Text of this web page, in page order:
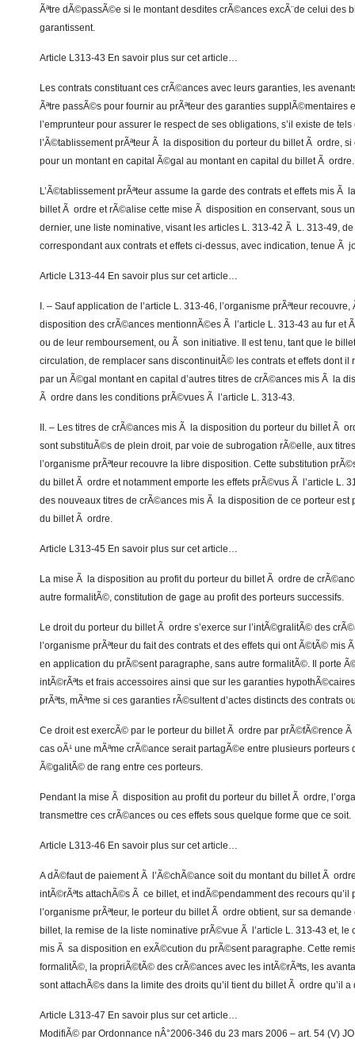
Ãªtre dÃ©passÃ©e si le montant desdites crÃ©ances excÃ¨de celui des
garantissent.
Article L313-43 En savoir plus sur cet article…
Les contrats constituant ces crÃ©ances avec leurs garanties, les
Ãªtre passÃ©s pour fournir au prÃªteur des garanties supplÃ©mentaires
l’emprunteur pour assurer le respect de ses obligations, s’il existe de
l’Ã©tablissement prÃªteur Ã la disposition du porteur du billet Ã ordre,
pour un montant en capital Ã©gal au montant en capital du billet Ã ordre.
L’Ã©tablissement prÃªteur assume la garde des contrats et effets mis Ã
billet Ã ordre et rÃ©alise cette mise Ã disposition en conservant, sous
dernier, une liste nominative, visant les articles L. 313-42 Ã L. 313-49,
correspondant aux contrats et effets ci-dessus, avec indication, tenue Ã
Article L313-44 En savoir plus sur cet article…
I. – Sauf application de l’article L. 313-46, l’organisme prÃªteur
disposition des crÃ©ances mentionnÃ©es Ã l’article L. 313-43 au fur et
ou de leur remboursement, ou Ã son initiative. Il est tenu, tant que le
circulation, de remplacer sans discontinuitÃ© les contrats et effets dont il
par un Ã©gal montant en capital d’autres titres de crÃ©ances mis Ã la
Ã ordre dans les conditions prÃ©vues Ã l’article L. 313-43.
II. – Les titres de crÃ©ances mis Ã la disposition du porteur du billet Ã
sont substituÃ©s de plein droit, par voie de subrogation rÃ©elle, aux
l’organisme prÃªteur recouvre la libre disposition. Cette substitution
du billet Ã ordre et notamment emporte les effets prÃ©vus Ã l’article L.
des nouveaux titres de crÃ©ances mis Ã la disposition de ce porteur
du billet Ã ordre.
Article L313-45 En savoir plus sur cet article…
La mise Ã la disposition au profit du porteur du billet Ã ordre de
autre formalitÃ©, constitution de gage au profit des porteurs successifs.
Le droit du porteur du billet Ã ordre s’exerce sur l’intÃ©gralitÃ© des
l’organisme prÃªteur du fait des contrats et des effets qui ont Ã©tÃ© mis
en application du prÃ©sent paragraphe, sans autre formalitÃ©. Il porte
intÃ©rÃªts et frais accessoires ainsi que sur les garanties
prÃªts, mÃªme si ces garanties rÃ©sultent d’actes distincts des contrats
Ce droit est exercÃ© par le porteur du billet Ã ordre par prÃ©fÃ©rence Ã
cas oÃ¹ une mÃªme crÃ©ance serait partagÃ©e entre plusieurs
Ã©galitÃ© de rang entre ces porteurs.
Pendant la mise Ã disposition au profit du porteur du billet Ã ordre,
transmettre ces crÃ©ances ou ces effets sous quelque forme que ce soit.
Article L313-46 En savoir plus sur cet article…
A dÃ©faut de paiement Ã l’Ã©chÃ©ance soit du montant du billet Ã
intÃ©rÃªts attachÃ©s Ã ce billet, et indÃ©pendamment des recours qu’il
l’organisme prÃªteur, le porteur du billet Ã ordre obtient, sur sa
billet, la remise de la liste nominative prÃ©vue Ã l’article L. 313-43 et, le
mis Ã sa disposition en exÃ©cution du prÃ©sent paragraphe. Cette
formalitÃ©, la propriÃ©tÃ© des crÃ©ances avec les intÃ©rÃªts, les
sont attachÃ©s dans la limite des droits qu’il tient du billet Ã ordre qu’il a
Article L313-47 En savoir plus sur cet article…
ModifiÃ© par Ordonnance nÂ°2006-346 du 23 mars 2006 – art. 54 (V)